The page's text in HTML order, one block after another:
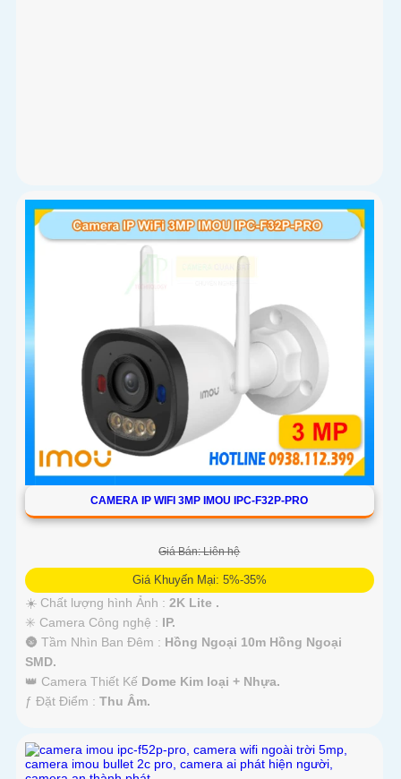
CAMERA IP WIFI 3MP IMOU IPC-F32P-PRO
Giá Bán: Liên hệ
Giá Khuyến Mại: 5%-35%
☀️ Chất lượng hình Ảnh : 2K Lite .
✳️ Camera Công nghệ : IP.
🌚 Tầm Nhìn Ban Đêm : Hồng Ngoại 10m Hồng Ngoại
SMD.
👑 Camera Thiết Kế Dome Kim loại + Nhựa.
️ƒ Đặt Điểm : Thu Âm.